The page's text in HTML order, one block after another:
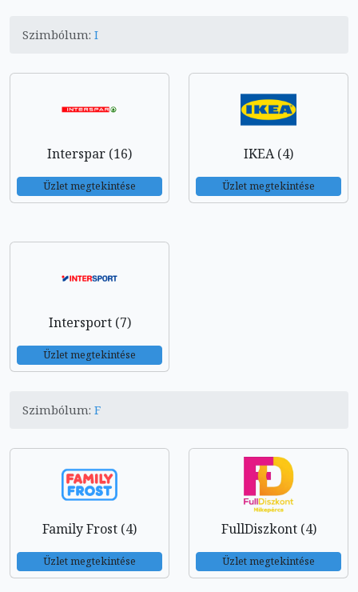
Szimbólum: I
Interspar (16)
Üzlet megtekintése
IKEA (4)
Üzlet megtekintése
Intersport (7)
Üzlet megtekintése
Szimbólum: F
Family Frost (4)
Üzlet megtekintése
FullDiszkont (4)
Üzlet megtekintése